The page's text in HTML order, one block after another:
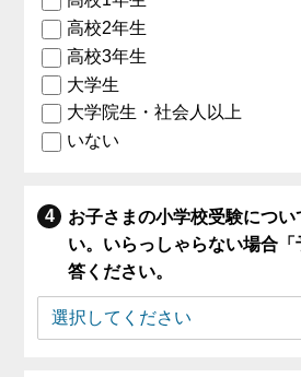
高校2年生
高校3年生
大学生
大学院生・社会人以上
いない
お子さまの小学校受験につい
い。いらっしゃらない場合「
答ください。